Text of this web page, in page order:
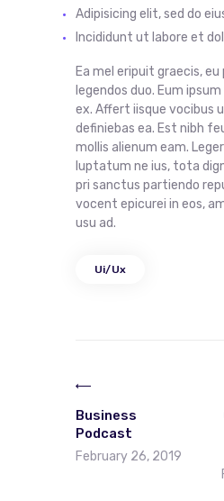
Adipisicing elit, sed do
Incididunt ut labore et
Ea mel eripuit graecis, eu
legendos duo. Eum
ex. Affert iisque vocibus
definiebas ea. Est nibh
mollis alienum eam.
luptatum ne ius, tota
pri sanctus partiendo
vocent epicurei in eos,
usu ad.
Ui/Ux
Business
Podcast
February 26, 2019